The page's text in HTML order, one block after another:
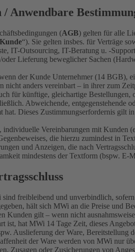
/ Anwendbare
(AGB) gelten für alle
Kunde“). Sie gelten insbes. für Verträge
IT-Outsourcing, IT-Beratung u. -
Lieferung beweglicher Sachen
der Kunde Unternehmer (14 BGB),
nicht anders vereinbart – in ihrer zum
für künftige, gleichartige
Abweichende, entgegenstehende
hat. Dieses Zustimmungserfordernis gilt
Vereinbarungen mit Kunden
die hierzu zumindest in
und Anzeigen, die nach
mindestens der Textform (bspw. E-
freibleibend und unverbindlich,
hält sich MWi an die Preise und
Kunden gilt – wenn nicht
ist, hat MWi 14 Tage Zeit, dieses
Auslieferung der Ware,
der Ware werden von MWi nur
Zusagen oder Zusicherungen von